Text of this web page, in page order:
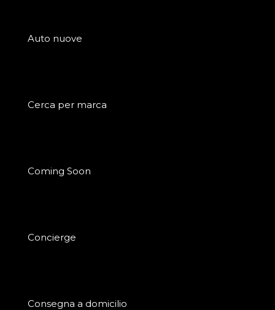
Auto nuove
Cerca per marca
Coming Soon
Concierge
Consegna a domicilio